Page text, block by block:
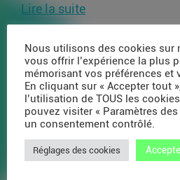
Lire la suite
Avec 35 millions de
veut devenir le
des agents IA
Les agents IA peuvent
d’appels de modèles,
acheter...
Lire la suite
Nous utilisons des cookies sur
vous offrir l’expérience la plus
mémorisant vos préférences et
En cliquant sur « Accepter tout
l’utilisation de TOUS les
pouvez visiter « Paramètres
un consentement contrôlé.
Réglages des cookies